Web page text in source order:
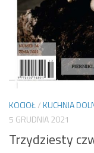
KOCIOŁ/KUCHNIA
5 GRUDNIA 2021
Trzydziesty